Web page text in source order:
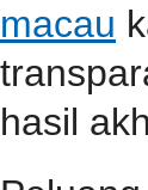
macau
hasil